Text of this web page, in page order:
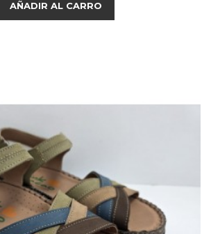
AÑADIR AL CARRO